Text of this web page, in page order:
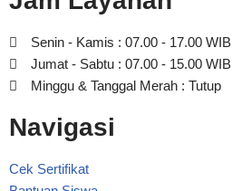
Senin - Kamis : 07.00 - 17.00 WIB
Jumat - Sabtu : 07.00 - 15.00 WIB
Minggu & Tanggal Merah : Tutup
Navigasi
Cek Sertifikat